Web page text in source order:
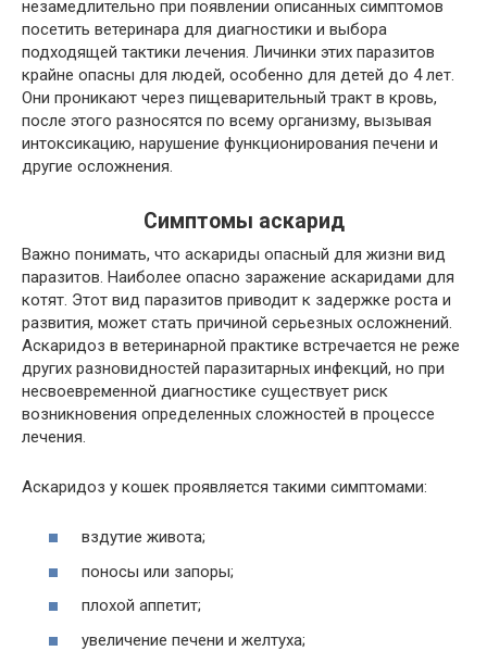
незамедлительно при появлении описанных симптомов
посетить ветеринара для диагностики и выбора
подходящей тактики лечения. Личинки этих паразитов
крайне опасны для людей, особенно для детей до 4 лет.
Они проникают через пищеварительный тракт в кровь,
после этого разносятся по всему организму, вызывая
интоксикацию, нарушение функционирования печени и
другие осложнения.
Симптомы аскарид
Важно понимать, что аскариды опасный для жизни вид
паразитов. Наиболее опасно заражение аскаридами для
котят. Этот вид паразитов приводит к задержке роста и
развития, может стать причиной серьезных осложнений.
Аскаридоз в ветеринарной практике встречается не реже
других разновидностей паразитарных инфекций, но при
несвоевременной диагностике существует риск
возникновения определенных сложностей в процессе
лечения.
Аскаридоз у кошек проявляется такими симптомами:
вздутие живота;
поносы или запоры;
плохой аппетит;
увеличение печени и желтуха;